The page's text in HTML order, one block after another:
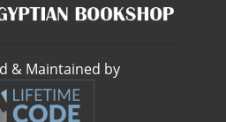
& Maintained by